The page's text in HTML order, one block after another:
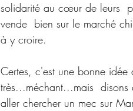
solidarité au cœur de leurs
vende  bien sur le marché
à y croire.
Certes, c'est une bonne
très...méchant...mais
aller chercher un mec sur